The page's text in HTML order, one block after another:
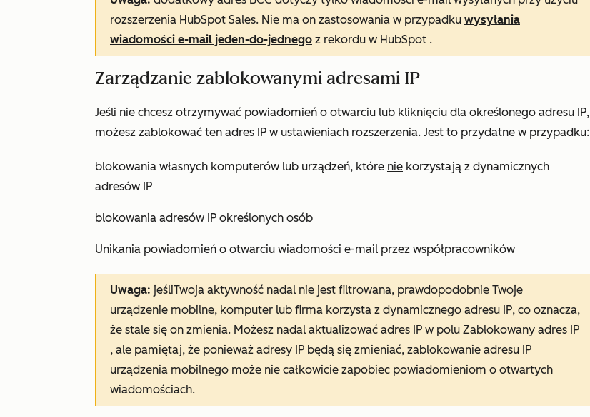
rozszerzenia HubSpot Sales. Nie ma on zastosowania w przypadku wysyłania
wiadomości e-mail jeden-do-jednego z rekordu w HubSpot .
Zarządzanie zablokowanymi adresami IP
Jeśli nie chcesz otrzymywać powiadomień o otwarciu lub kliknięciu dla określonego adresu IP,
możesz zablokować ten adres IP w ustawieniach rozszerzenia. Jest to przydatne w przypadku:
blokowania własnych komputerów lub urządzeń, które nie korzystają z dynamicznych
adresów IP
blokowania adresów IP określonych osób
Unikania powiadomień o otwarciu wiadomości e-mail przez współpracowników
Uwaga: jeśliTwoja aktywność nadal nie jest filtrowana, prawdopodobnie Twoje
urządzenie mobilne, komputer lub firma korzysta z dynamicznego adresu IP, co oznacza,
że stale się on zmienia. Możesz nadal aktualizować adres IP w polu Zablokowany adres IP
, ale pamiętaj, że ponieważ adresy IP będą się zmieniać, zablokowanie adresu IP
urządzenia mobilnego może nie całkowicie zapobiec powiadomieniom o otwartych
wiadomościach.